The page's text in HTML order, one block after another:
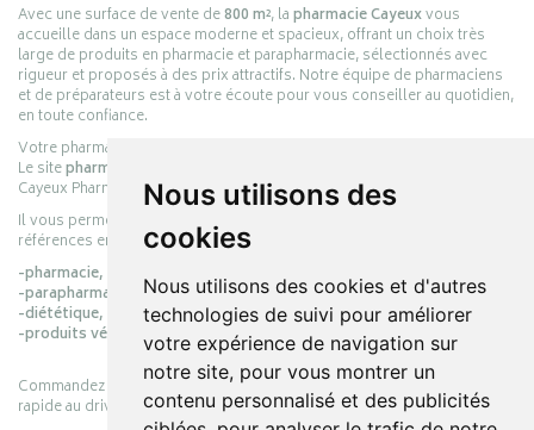
Nous utilisons des
cookies
Nous utilisons des cookies et d'autres
technologies de suivi pour améliorer
votre expérience de navigation sur
notre site, pour vous montrer un
contenu personnalisé et des publicités
Avec une surface de vente de800 m², lapharmacie Cayeuxvous
accueille dans un espace moderne et spacieux, offrant un choix très
large de produits en pharmacie et parapharmacie, sélectionnés avec
rigueur et proposés à des prix attractifs. Notre équipe de pharmaciens
et de préparateurs est à votre écoute pour vous conseiller au quotidien,
en toute confiance.
Votre pharmacie en ligne :
Le sitepharmacie-cayeux.fr
Cayeux Pharmabest Berck-sur-Mer – Rang-du-Fliers.
Il vous permet de réaliser vos achats en ligne parmi des milliers de
références en :
-pharmacie,
-parapharmacie,
-diététique,
-produits vétérinaires.
Commandez simplement vos produits en ligne et choisissez le retrait
rapide au drive ou la livraison à domicile, en toute simplicité.